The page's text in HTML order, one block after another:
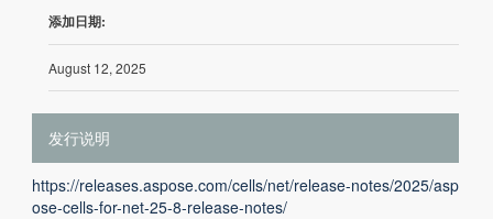
添加日期:
August 12, 2025
发行说明
https://releases.aspose.com/cells/net/release-notes/2025/asp
ose-cells-for-net-25-8-release-notes/